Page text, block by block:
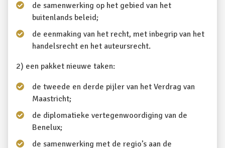
de samenwerking op het gebied van het
buitenlands beleid;
de eenmaking van het recht, met inbegrip van het
handelsrecht en het auteursrecht.
2) een pakket nieuwe taken:
de tweede en derde pijler van het Verdrag van
Maastricht;
de diplomatieke vertegenwoordiging van de
Benelux;
de samenwerking met de regio’s aan de